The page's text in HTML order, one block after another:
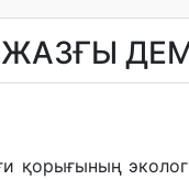
қорығының